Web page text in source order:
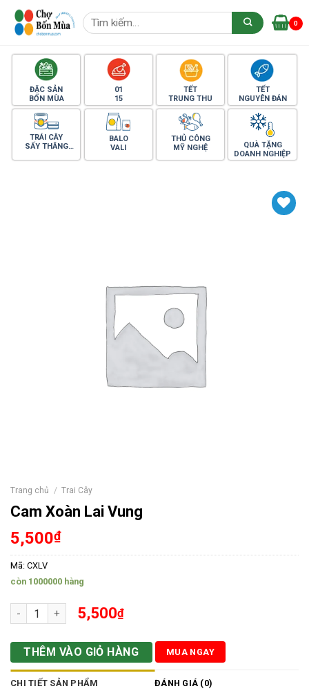
Skip
Tìm
kiếm:
0
ĐẶC SẢN
BỐN MÙA
01
15
TẾT
TRUNG THU
TẾT
NGUYÊN ĐÁN
TRÁI CÂY
SẤY THĂNG
BALO
VALI
THỦ CÔNG
MỸ NGHỆ
QUÀ TẶNG
DOANH NGHIỆP
Trang chủ / Trai Cây
Cam Xoàn Lai Vung
5,500₫
Mã: CXLV
còn 1000000 hàng
Cam Xoàn Lai Vung số lượng
5,500₫
THÊM VÀO GIỎ HÀNG MUA NGAY
CHI TIẾT SẢN PHẨM ĐÁNH GIÁ (0)